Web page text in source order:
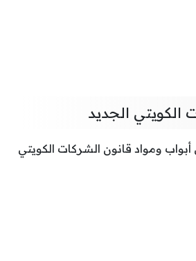
الكويتي الجديد
ومواد قانون الشركات الكويتي